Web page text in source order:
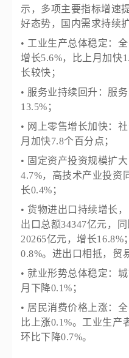
示，多项主要指标增速
好态势，国内需求持续扩
• 工业生产总体稳定：
增长5.6%，比上月加快
长较快；
• 服务业持续回升：服
13.5%；
• 网上零售增长加快：
月加快7.8个百分点；
• 固定资产投资规模扩
4.7%，高技术产业投资
长0.4%；
• 货物进出口持续增长
出口总额34347亿元，
20265亿元，增长16.8%
0.8%。进出口相抵，贸
• 就业形势总体稳定：
月下降0.1%；
• 居民消费价格上涨：
比上涨0.1%。工业生产
环比下降0.7%。